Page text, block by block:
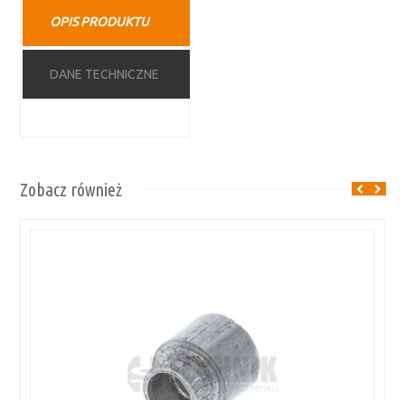
OPIS PRODUKTU
DANE TECHNICZNE
Zobacz również